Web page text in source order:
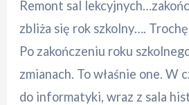
Remont sal
zbliża się rok szkolny…. Trochę
Po zakończeniu roku
zmianach. To właśnie one. W
do informatyki, wraz z sala